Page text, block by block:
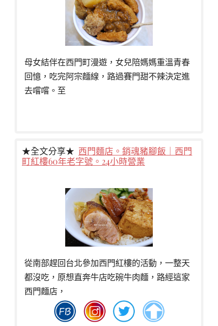
母女結伴在西門町漫遊，女兒陪媽媽重溫青春
回憶，吃完阿宗麵線，路過賽門甜不辣決定進
去嚐嚐。至
★全文分享★ 西門麵店。銷魂豬腳飯｜西門
町紅樓60年老字號。24小時營業
從南部趕回台北參加西門紅樓的活動，一整天
都沒吃，原想直奔牛店吃碗牛肉麵，路經這家
西門麵店，